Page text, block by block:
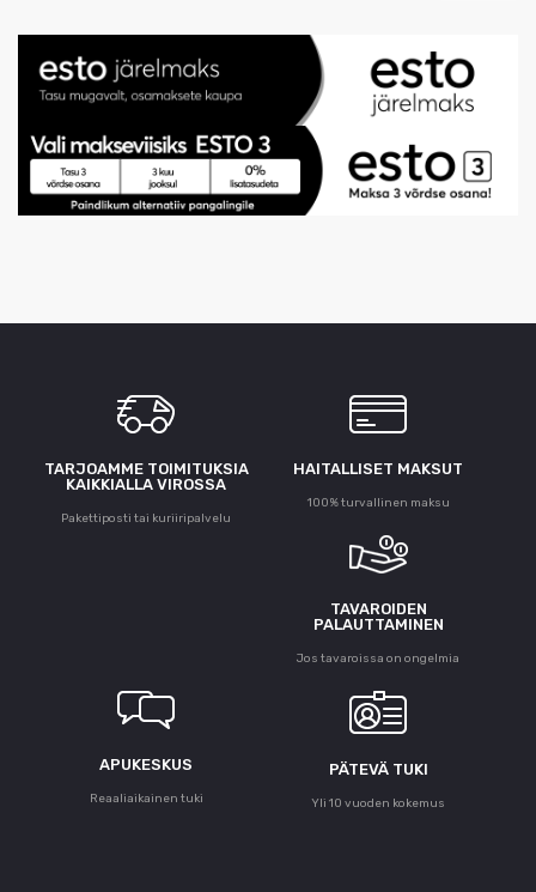
TARJOAMME TOIMITUKSIA
KAIKKIALLA VIROSSA
Pakettiposti tai kuriiripalvelu
HAITALLISET MAKSUT
100% turvallinen maksu
TAVAROIDEN
PALAUTTAMINEN
Jos tavaroissa on ongelmia
APUKESKUS
Reaaliaikainen tuki
PÄTEVÄ TUKI
Yli 10 vuoden kokemus